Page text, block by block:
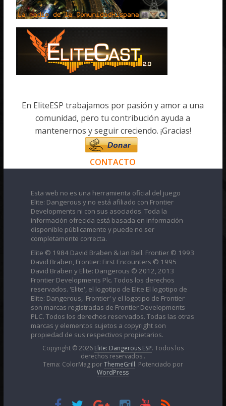
En EliteESP trabajamos por pasión y amor a una
comunidad, pero tu contribución ayuda a
mantenernos y seguir creciendo. ¡Gracias!
CONTACTO
Esta web no es una herramienta oficial del juego
Elite: Dangerous y no está afiliado con Frontier
Developments ni con sus asociados. Toda la
información ofrecida está basada en información
disponible públicamente y puede no ser
completamente correcta.
Elite © 1984 David Braben & Ian Bell. Frontier © 1993
David Braben, Frontier: First Encounters © 1995
David Braben y Elite: Dangerous © 2012, 2013
Frontier Developments Plc. Todos los derechos
reservados. 'Elite', el logotipo de Elite El logotipo de
Elite: Dangerous, 'Frontier' y el logotipo de Frontier
son marcas registradas de Frontier Developments
PLC. Todos los derechos reservados. Todas las otras
marcas y elementos sujetos a copyright son
propiedad de sus respectivos propietarios.
Copyright © 2026 Elite: Dangerous ESP . Todos los
derechos reservados..
Tema: ColorMag porThemeGrill . Potenciado por
WordPress